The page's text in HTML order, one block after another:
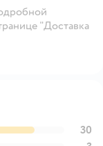
"Доставка
30